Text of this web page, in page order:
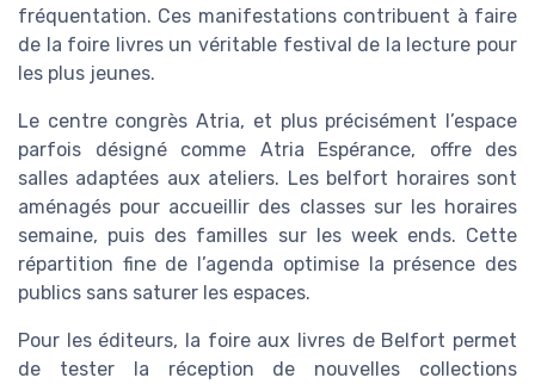
fréquentation. Ces manifestations contribuent à faire
de la foire livres un véritable festival de la lecture pour
les plus jeunes.
Le centre congrès Atria, et plus précisément l’espace
parfois désigné comme Atria Espérance, offre des
salles adaptées aux ateliers. Les belfort horaires sont
aménagés pour accueillir des classes sur les horaires
semaine, puis des familles sur les week ends. Cette
répartition fine de l’agenda optimise la présence des
publics sans saturer les espaces.
Pour les éditeurs, la foire aux livres de Belfort permet
de tester la réception de nouvelles collections